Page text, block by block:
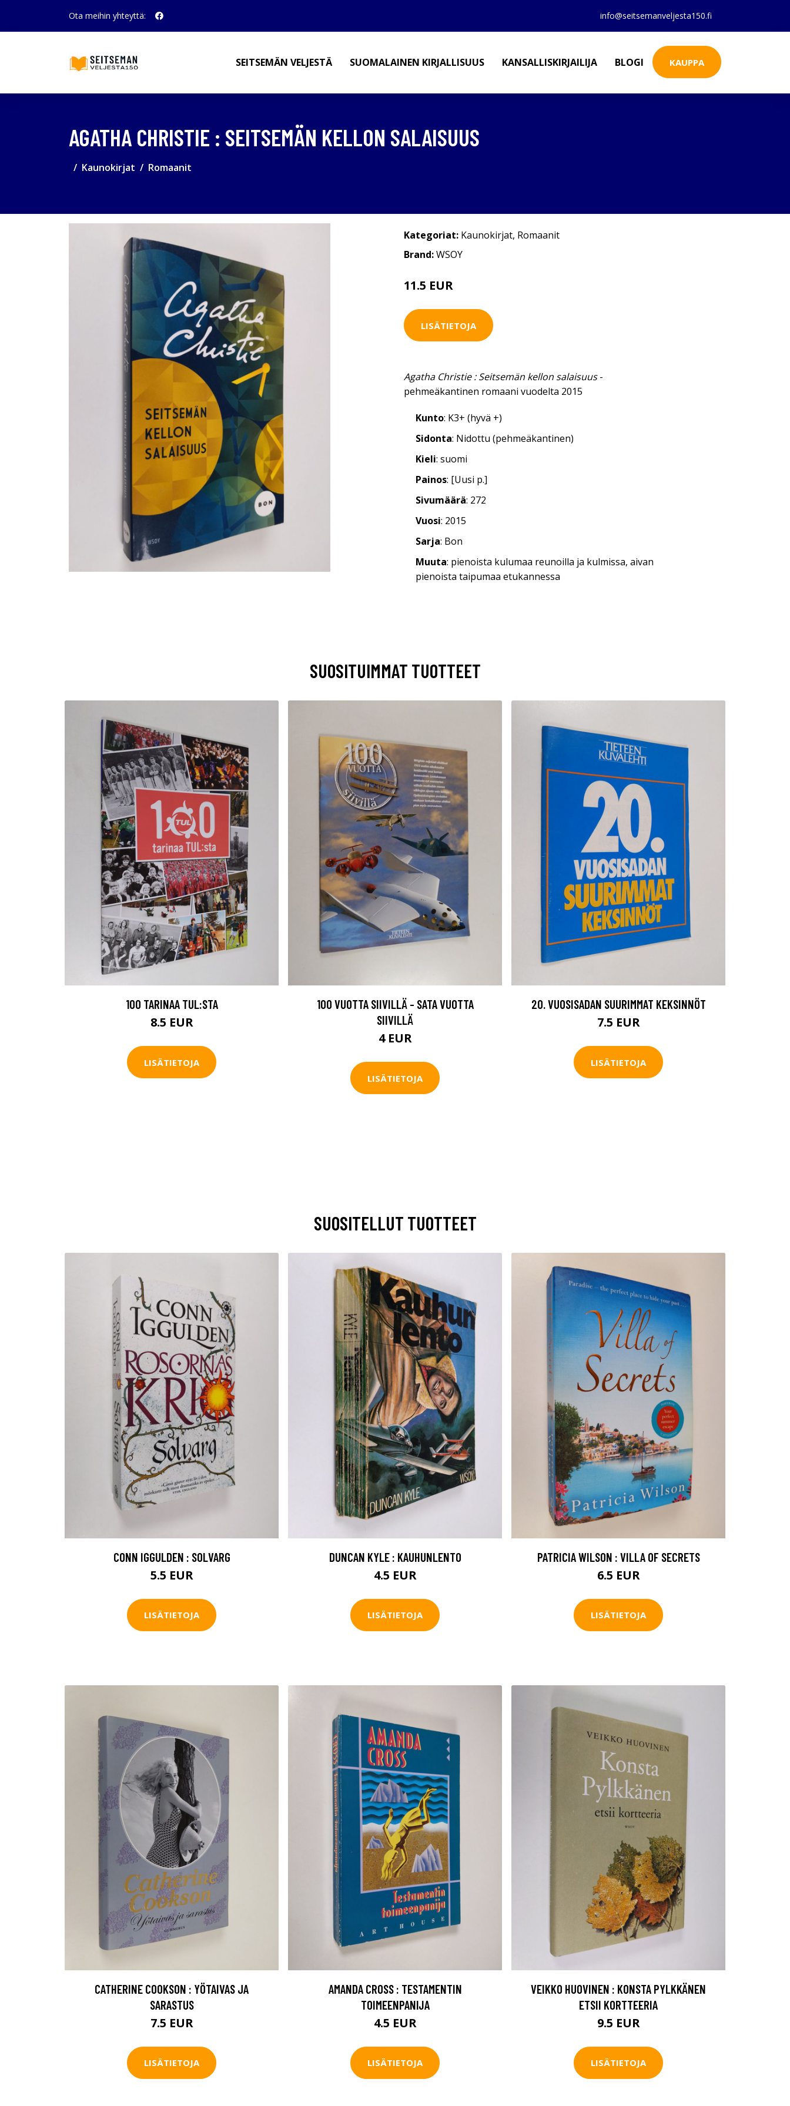
Ota meihin yhteyttä: info@seitsemanveljesta150.fi
SEITSEMÄN VELJESTÄ SUOMALAINEN KIRJALLISUUS KANSALLISKIRJAILIJA BLOGI KAUPPA
AGATHA CHRISTIE : SEITSEMÄN KELLON SALAISUUS
Kaunokirjat Romaanit
Kategoriat: Kaunokirjat, Romaanit
Brand:WSOY
11.5 EUR
LISÄTIETOJA
Agatha Christie : Seitsemän kellon salaisuus-
pehmeäkantinen romaani vuodelta 2015
Kunto: K3+ (hyvä +)
Sidonta: Nidottu (pehmeäkantinen)
Kieli: suomi
Painos: [Uusi p.]
Sivumäärä: 272
Vuosi: 2015
Sarja: Bon
Muuta: pienoista kulumaa reunoilla ja kulmissa, aivan
pienoista taipumaa etukannessa
SUOSITUIMMAT TUOTTEET
100 TARINAA TUL:STA
8.5 EUR
LISÄTIETOJA
100 VUOTTA SIIVILLÄ - SATA VUOTTA
SIIVILLÄ
4 EUR
LISÄTIETOJA
20. VUOSISADAN SUURIMMAT KEKSINNÖT
7.5 EUR
LISÄTIETOJA
SUOSITELLUT TUOTTEET
CONN IGGULDEN : SOLVARG
5.5 EUR
LISÄTIETOJA
DUNCAN KYLE : KAUHUNLENTO
4.5 EUR
LISÄTIETOJA
PATRICIA WILSON : VILLA OF SECRETS
6.5 EUR
LISÄTIETOJA
CATHERINE COOKSON : YÖTAIVAS JA
SARASTUS
7.5 EUR
LISÄTIETOJA
AMANDA CROSS : TESTAMENTIN
TOIMEENPANIJA
4.5 EUR
LISÄTIETOJA
VEIKKO HUOVINEN : KONSTA PYLKKÄNEN
ETSII KORTTEERIA
9.5 EUR
LISÄTIETOJA